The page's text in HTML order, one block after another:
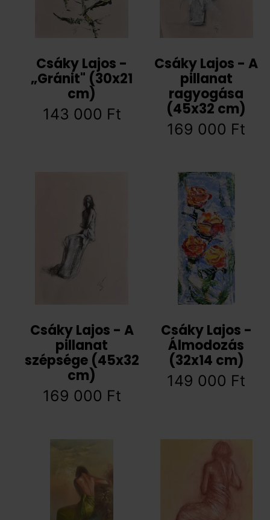
Csáky Lajos -
„Gránit" (30x21
cm)
143 000 Ft
Csáky Lajos - A
pillanat
ragyogása
(45x32 cm)
169 000 Ft
Csáky Lajos - A
pillanat
szépsége (45x32
cm)
169 000 Ft
Csáky Lajos -
Álmodozás
(32x14 cm)
149 000 Ft